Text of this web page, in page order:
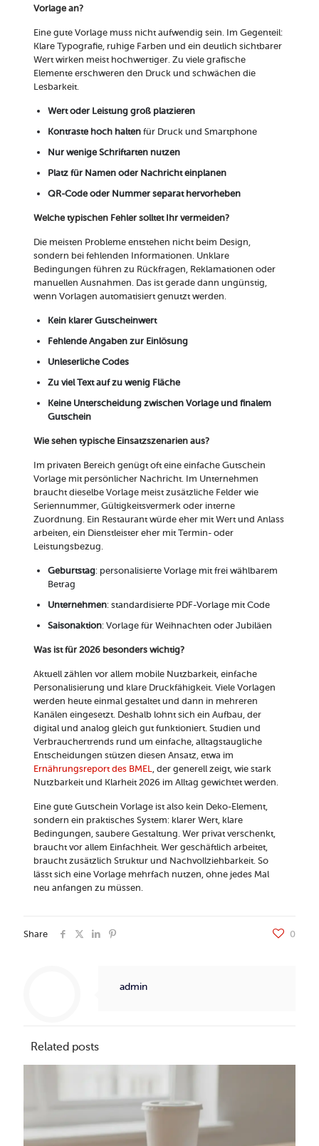
Vorlage an?
Eine gute Vorlage muss nicht aufwendig sein. Im Gegenteil:
Klare Typografie, ruhige Farben und ein deutlich sichtbarer
Wert wirken meist hochwertiger. Zu viele grafische
Elemente erschweren den Druck und schwächen die
Lesbarkeit.
Wert oder Leistung groß platzieren
Kontraste hoch haltenfür Druck und Smartphone
Nur wenige Schriftarten nutzen
Platz für Namen oder Nachricht einplanen
QR-Code oder Nummer separat hervorheben
Welche typischen Fehler solltet Ihr vermeiden?
Die meisten Probleme entstehen nicht beim Design,
sondern bei fehlenden Informationen. Unklare
Bedingungen führen zu Rückfragen, Reklamationen oder
manuellen Ausnahmen. Das ist gerade dann ungünstig,
wenn Vorlagen automatisiert genutzt werden.
Kein klarer Gutscheinwert
Fehlende Angaben zur Einlösung
Unleserliche Codes
Zu viel Text auf zu wenig Fläche
Keine Unterscheidung zwischen Vorlage und finalem
Gutschein
Wie sehen typische Einsatzszenarien aus?
Im privaten Bereich genügt oft eine einfache Gutschein
Vorlage mit persönlicher Nachricht. Im Unternehmen
braucht dieselbe Vorlage meist zusätzliche Felder wie
Seriennummer, Gültigkeitsvermerk oder interne
Zuordnung. Ein Restaurant würde eher mit Wert und Anlass
arbeiten, ein Dienstleister eher mit Termin- oder
Leistungsbezug.
Geburtstag: personalisierte Vorlage mit frei wählbarem
Betrag
Unternehmen: standardisierte PDF-Vorlage mit Code
Saisonaktion: Vorlage für Weihnachten oder Jubiläen
Was ist für 2026 besonders wichtig?
Aktuell zählen vor allem mobile Nutzbarkeit, einfache
Personalisierung und klare Druckfähigkeit. Viele Vorlagen
werden heute einmal gestaltet und dann in mehreren
Kanälen eingesetzt. Deshalb lohnt sich ein Aufbau, der
digital und analog gleich gut funktioniert. Studien und
Verbrauchertrends rund um einfache, alltagstaugliche
Entscheidungen stützen diesen Ansatz, etwa im
Ernährungsreport des BMEL, der generell zeigt, wie stark
Nutzbarkeit und Klarheit 2026 im Alltag gewichtet werden.
Eine gute Gutschein Vorlage ist also kein Deko-Element,
sondern ein praktisches System: klarer Wert, klare
Bedingungen, saubere Gestaltung. Wer privat verschenkt,
braucht vor allem Einfachheit. Wer geschäftlich arbeitet,
braucht zusätzlich Struktur und Nachvollziehbarkeit. So
lässt sich eine Vorlage mehrfach nutzen, ohne jedes Mal
neu anfangen zu müssen.
Share 0
admin
Related posts